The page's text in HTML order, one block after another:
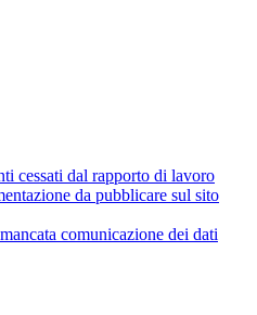
cessati dal rapporto di lavoro
da pubblicare sul sito
comunicazione dei dati